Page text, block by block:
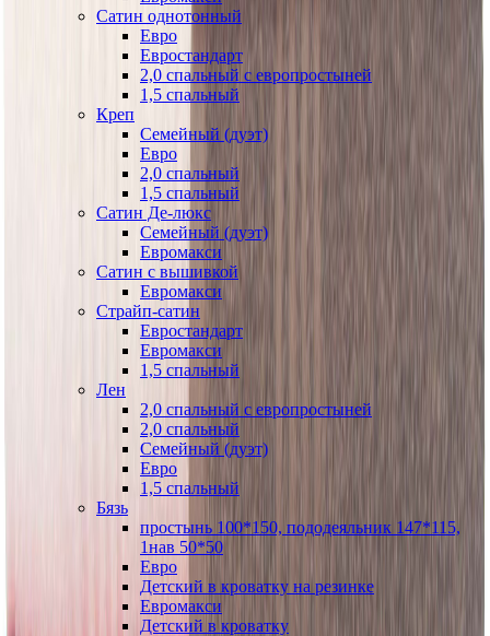
Сатин однотонный
Евро
Евростандарт
2,0 спальный с европростыней
1,5 спальный
Креп
Семейный (дуэт)
Евро
2,0 спальный
1,5 спальный
Сатин Де-люкс
Семейный (дуэт)
Евромакси
Сатин с вышивкой
Евромакси
Страйп-сатин
Евростандарт
Евромакси
1,5 спальный
Лен
2,0 спальный с европростыней
2,0 спальный
Семейный (дуэт)
Евро
1,5 спальный
Бязь
простынь 100*150, пододеяльник 147*115,
1нав 50*50
Евро
Детский в кроватку на резинке
Евромакси
Детский в кроватку